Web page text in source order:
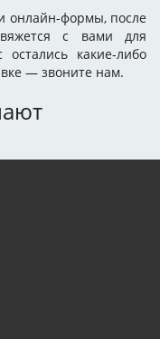
онлайн-формы, после
с вами для
какие-либо
— звоните нам.